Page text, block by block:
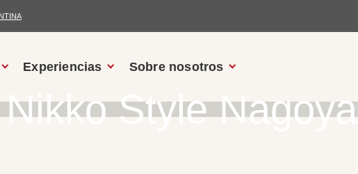
Experiencias Sobre nosotros
Nikko Style Nagoya